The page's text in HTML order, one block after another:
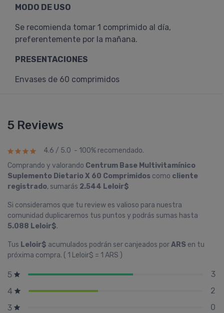
MODO DE USO
Se recomienda tomar 1 comprimido al día,
preferentemente por la mañana.
PRESENTACIONES
Envases de 60 comprimidos
5 Reviews
4.6 / 5.0 - 100% recomendado.
Comprando y valorando Centrum Base Multivitamí­nico
Suplemento Dietario X 60 Comprimidos como cliente
registrado, sumarás 2.544 Leloir$
Si consideramos que tu review es valioso para nuestra
comunidad duplicaremos tus puntos y podrás sumas hasta
5.088 Leloir$.
Tus Leloir$ acumulados podrán ser canjeados porARS en tu
próxima compra. ( 1 Leloir$ = 1 ARS )
5
3
4
2
3
0